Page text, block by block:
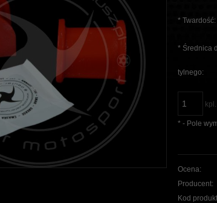
* Twardość:
* Średnica
tylnego:
kpl.
* - Pole
Ocena:
Producent:
Kod